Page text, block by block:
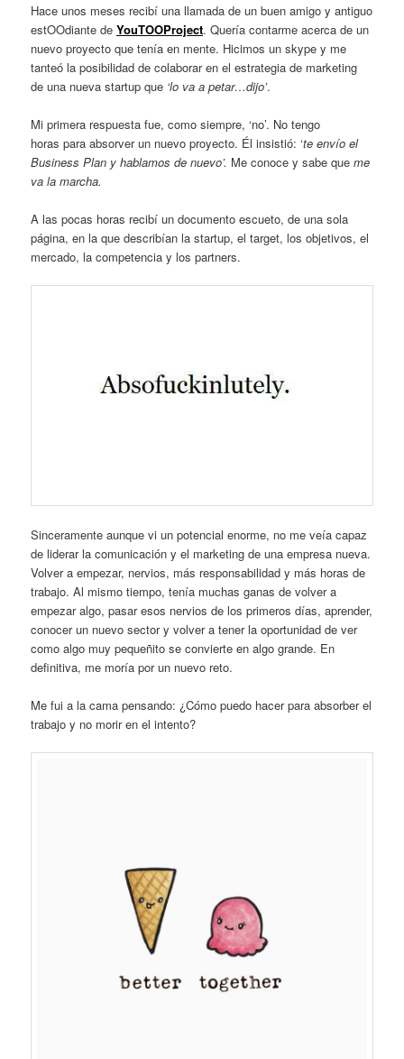
Hace unos meses recibí una llamada de un buen amigo y antiguo
estOOdiante deYouTOOProject. Quería contarme acerca de un
nuevo proyecto que tenía en mente. Hicimos un skype y me
tanteó la posibilidad de colaborar en el estrategia de marketing
de una nueva startup que ‘lo va a petar…dijo’.
Mi primera respuesta fue, como siempre, ‘no’. No tengo
horas para absorver un nuevo proyecto. Él insistió: ‘te envío el
Business Plan y hablamos de nuevo’. Me conoce y sabe que me
va la marcha.
A las pocas horas recibí un documento escueto, de una sola
página, en la que describían la startup, el target, los objetivos, el
mercado, la competencia y los partners.
Sinceramente aunque vi un potencial enorme, no me veía capaz
de liderar la comunicación y el marketing de una empresa nueva.
Volver a empezar, nervios, más responsabilidad y más horas de
trabajo. Al mismo tiempo, tenía muchas ganas de volver a
empezar algo, pasar esos nervios de los primeros días, aprender,
conocer un nuevo sector y volver a tener la oportunidad de ver
como algo muy pequeñito se convierte en algo grande. En
definitiva, me moría por un nuevo reto.
Me fui a la cama pensando: ¿Cómo puedo hacer para absorber el
trabajo y no morir en el intento?